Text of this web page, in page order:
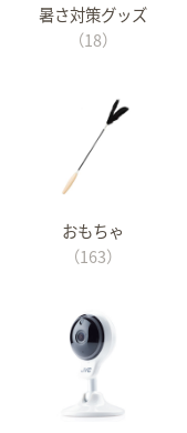
暑さ対策グッズ
（18）
おもちゃ
（163）